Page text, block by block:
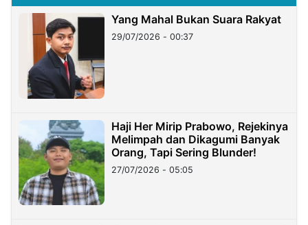
Yang Mahal Bukan Suara Rakyat
29/07/2026 - 00:37
Haji Her Mirip Prabowo, Rejekinya
Melimpah dan Dikagumi Banyak
Orang, Tapi Sering Blunder!
27/07/2026 - 05:05